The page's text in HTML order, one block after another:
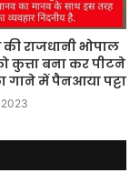
की राजधानी भोपाल
कुत्ता बना कर पीटने
गाने में पैनआया पट्टा